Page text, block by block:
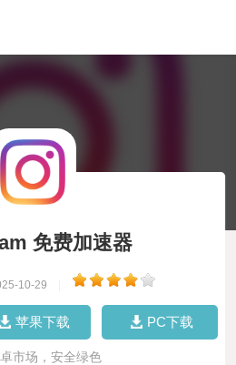
免费加速器
10-29
苹果下载 PC下载
市场，安全绿色